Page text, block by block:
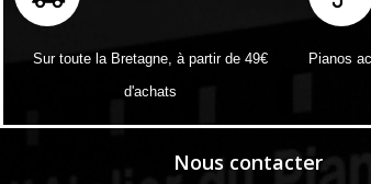
Sur toute la Bretagne, à partir de 49€
d'achats
Pianos
Nous contacter